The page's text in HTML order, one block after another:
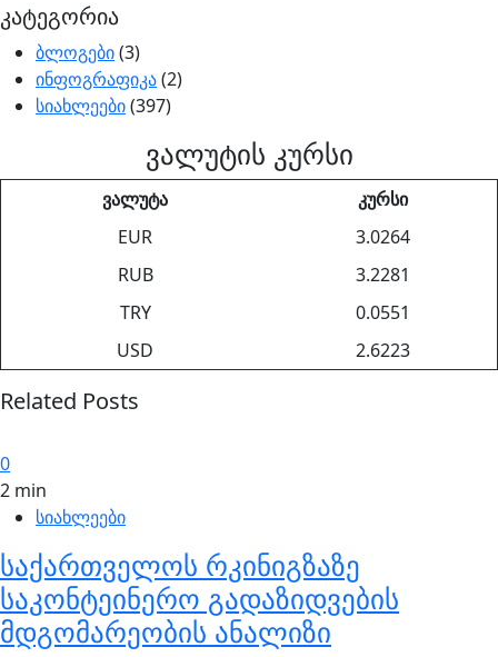
კატეგორია
ბლოგები(3)
ინფოგრაფიკა(2)
სიახლეები(397)
ვალუტის კურსი
ვალუტა
კურსი
EUR
3.0264
RUB
3.2281
TRY
0.0551
USD
2.6223
Related Posts
0
2 min
სიახლეები
საქართველოს რკინიგზაზე
საკონტეინერო გადაზიდვების
მდგომარეობის ანალიზი